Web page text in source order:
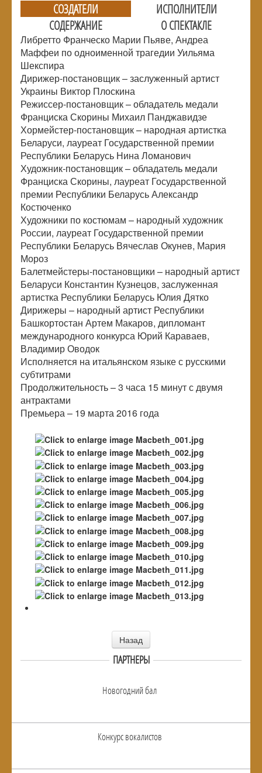
СОЗДАТЕЛИ
ИСПОЛНИТЕЛИ
СОДЕРЖАНИЕ
О СПЕКТАКЛЕ
Либретто Франческо Марии Пьяве, Андреа
Маффеи по одноименной трагедии Уильяма
Шекспира
Дирижер-постановщик – заслуженный артист
Украины Виктор Плоскина
Режиссер-постановщик – обладатель медали
Франциска Скорины Михаил Панджавидзе
Хормейстер-постановщик – народная артистка
Беларуси, лауреат Государственной премии
Республики Беларусь Нина Ломанович
Художник-постановщик – обладатель медали
Франциска Скорины, лауреат Государственной
премии Республики Беларусь Александр
Костюченко
Художники по костюмам – народный художник
России, лауреат Государственной премии
Республики Беларусь Вячеслав Окунев, Мария
Мороз
Балетмейстеры-постановщики – народный артист
Беларуси Константин Кузнецов, заслуженная
артистка Республики Беларусь Юлия Дятко
Дирижеры – народный артист Республики
Башкортостан Артем Макаров, дипломант
международного конкурса Юрий Караваев,
Владимир Оводок
Исполняется на итальянском языке с русскими
субтитрами
Продолжительность – 3 часа 15 минут с двумя
антрактами
Премьера – 19 марта 2016 года
Назад
ПАРТНЕРЫ
Новогодний бал
Конкурс вокалистов